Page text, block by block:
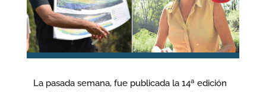
La pasada semana, fue publicada la 14ª edición